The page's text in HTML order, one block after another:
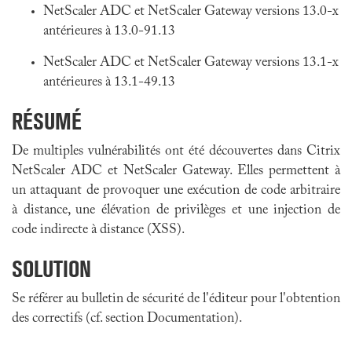
NetScaler ADC et NetScaler Gateway versions 13.0-x
antérieures à 13.0-91.13
NetScaler ADC et NetScaler Gateway versions 13.1-x
antérieures à 13.1-49.13
RÉSUMÉ
De multiples vulnérabilités ont été découvertes dans Citrix
NetScaler ADC et NetScaler Gateway. Elles permettent à
un attaquant de provoquer une exécution de code arbitraire
à distance, une élévation de privilèges et une injection de
code indirecte à distance (XSS).
SOLUTION
Se référer au bulletin de sécurité de l'éditeur pour l'obtention
des correctifs (cf. section Documentation).